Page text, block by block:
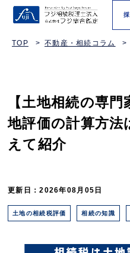
TOP 不動産・相続コラム
【土地相続の専
地評価の計算方法
えて紹介
更新日：2026年08月05日
土地の相続税評価 相続の知識